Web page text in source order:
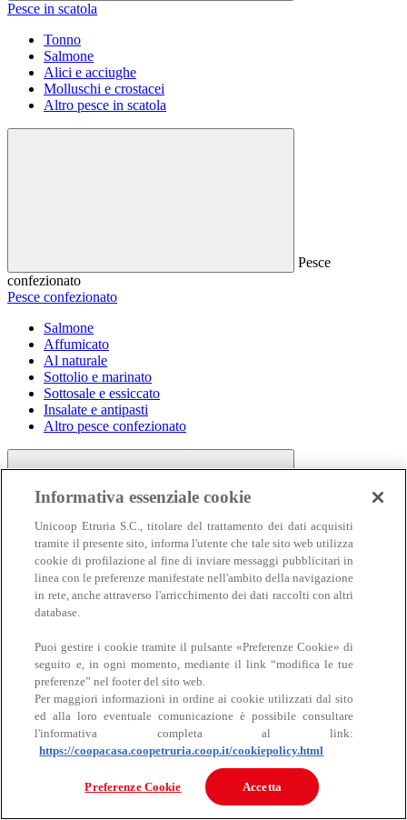
Pesce in scatola
Tonno
Salmone
Alici e acciughe
Molluschi e crostacei
Altro pesce in scatola
Pesce
confezionato
Pesce confezionato
Salmone
Affumicato
Al naturale
Sottolio e marinato
Sottosale e essiccato
Insalate e antipasti
Altro pesce confezionato
Carne
Carne
Bovino
Informativa essenziale cookie
Unicoop Etruria S.C., titolare del trattamento dei dati acquisiti
tramite il presente sito, informa l'utente che tale sito web utilizza
cookie di profilazione al fine di inviare messaggi pubblicitari in
linea con le preferenze manifestate nell'ambito della navigazione
in rete, anche attraverso l'arricchimento dei dati raccolti con altri
database.
Puoi gestire i cookie tramite il pulsante «Preferenze Cookie» di
seguito e, in ogni momento, mediante il link “modifica le tue
preferenze” nel footer del sito web.
Per maggiori informazioni in ordine ai cookie utilizzati dal sito
ed alla loro eventuale comunicazione è possibile consultare
l'informativa completa al link:
https://coopacasa.coopetruria.coop.it/cookiepolicy.html
Preferenze Cookie Accetta